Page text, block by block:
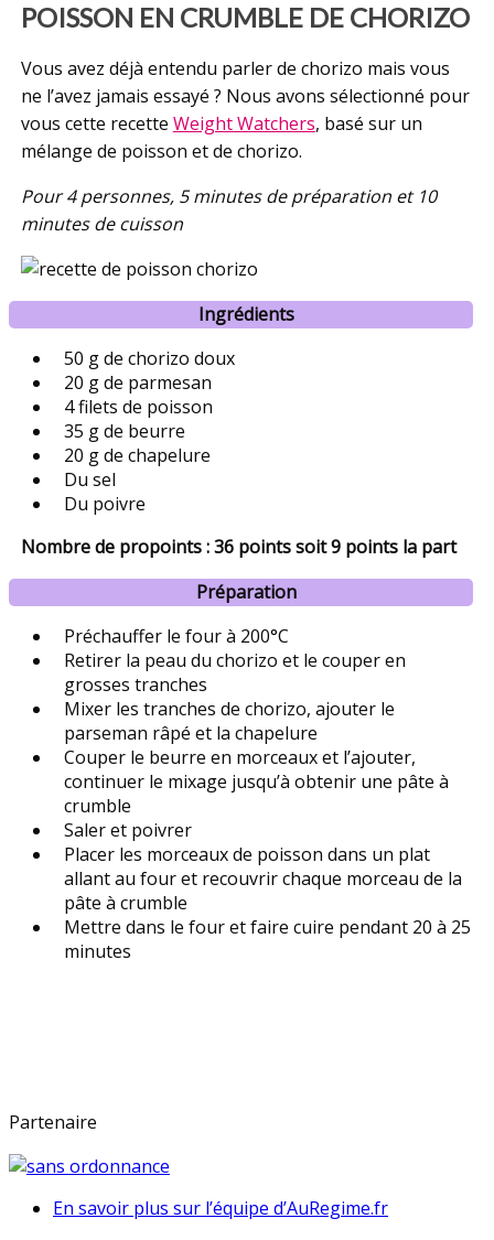
POISSON EN CRUMBLE DE CHORIZO
Vous avez déjà entendu parler de chorizo mais vous
ne l’avez jamais essayé ? Nous avons sélectionné pour
vous cette recette Weight Watchers, basé sur un
mélange de poisson et de chorizo.
Pour 4 personnes, 5 minutes de préparation et 10
minutes de cuisson
Ingrédients
50 g de chorizo doux
20 g de parmesan
4 filets de poisson
35 g de beurre
20 g de chapelure
Du sel
Du poivre
Nombre de propoints : 36 points soit 9 points la part
Préparation
Préchauffer le four à 200°C
Retirer la peau du chorizo et le couper en
grosses tranches
Mixer les tranches de chorizo, ajouter le
parseman râpé et la chapelure
Couper le beurre en morceaux et l’ajouter,
continuer le mixage jusqu’à obtenir une pâte à
crumble
Saler et poivrer
Placer les morceaux de poisson dans un plat
allant au four et recouvrir chaque morceau de la
pâte à crumble
Mettre dans le four et faire cuire pendant 20 à 25
minutes
Partenaire
En savoir plus sur l’équipe d’AuRegime.fr